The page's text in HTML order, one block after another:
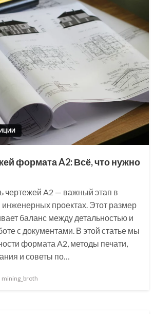
формата A2: Всё, что нужно
чертежей A2 — важный этап в
инженерных проектах. Этот размер
баланс между детальностью и
с документами. В этой статье мы
формата A2, методы печати,
и советы по…
mining_broth